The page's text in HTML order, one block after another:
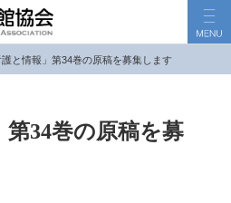
護と情報」第34巻の原稿を募集します
第34巻の原稿を募